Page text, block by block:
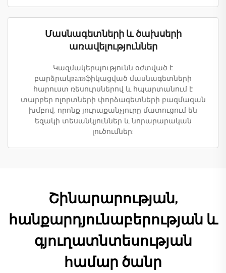
Մասնագետների և ծախսերի
առավելություններ
Կազմակերպությունն օժտված է
բարձրակвалиֆիկացված մասնագետների
հարուստ ռեսուրսներով և հպարտանում է
տարբեր ոլորտների փորձագետների բազմազան
խմբով, որոնք յուրաքանչյուրը մատուցում են
եզակի տեսանկյուններ և նորարարական
լուծումներ:
Շինարարության,
հանքարդյունաբերության և
գյուղատնտեսության
համար ծանր